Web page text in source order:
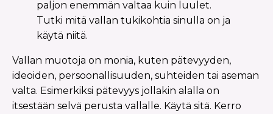
paljon enemmän valtaa kuin luulet.
Tutki mitä vallan tukikohtia sinulla on ja
käytä niitä.
Vallan muotoja on monia, kuten pätevyyden,
ideoiden, persoonallisuuden, suhteiden tai aseman
valta. Esimerkiksi pätevyys jollakin alalla on
itsestään selvä perusta vallalle. Käytä sitä. Kerro